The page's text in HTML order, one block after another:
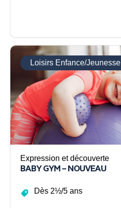
Loisirs Enfance/Jeunesse
Expression et découverte
BABY GYM – NOUVEAU
Dès 2½/5 ans